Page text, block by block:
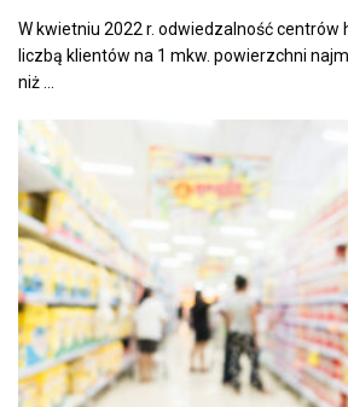
W kwietniu 2022 r. odwiedzalność centrów
liczbą klientów na 1 mkw. powierzchni
niż ...